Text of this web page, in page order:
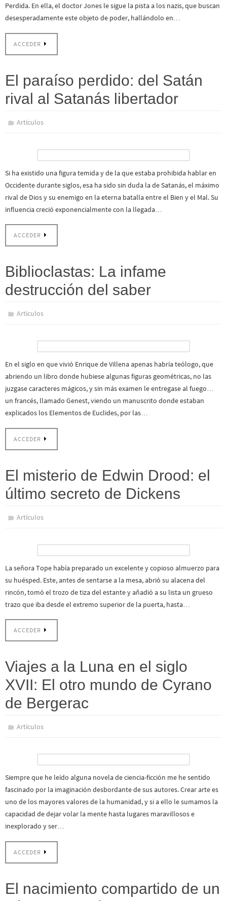
Perdida. En ella, el doctor Jones le sigue la pista a los nazis, que buscan
desesperadamente este objeto de poder, hallándolo en…
ACCEDER
El paraíso perdido: del Satán
rival al Satanás libertador
Artículos
Si ha existido una figura temida y de la que estaba prohibida hablar en
Occidente durante siglos, esa ha sido sin duda la de Satanás, el máximo
rival de Dios y su enemigo en la eterna batalla entre el Bien y el Mal. Su
influencia creció exponencialmente con la llegada…
ACCEDER
Biblioclastas: La infame
destrucción del saber
Artículos
En el siglo en que vivió Enrique de Villena apenas habría teólogo, que
abriendo un libro donde hubiese algunas figuras geométricas, no las
juzgase caracteres mágicos, y sin más examen le entregase al fuego…
un francés, llamado Genest, viendo un manuscrito donde estaban
explicados los Elementos de Euclides, por las…
ACCEDER
El misterio de Edwin Drood: el
último secreto de Dickens
Artículos
La señora Tope había preparado un excelente y copioso almuerzo para
su huésped. Este, antes de sentarse a la mesa, abrió su alacena del
rincón, tomó el trozo de tiza del estante y añadió a su lista un grueso
trazo que iba desde el extremo superior de la puerta, hasta…
ACCEDER
Viajes a la Luna en el siglo
XVII: El otro mundo de Cyrano
de Bergerac
Artículos
Siempre que he leído alguna novela de ciencia-ficción me he sentido
fascinado por la imaginación desbordante de sus autores. Crear arte es
uno de los mayores valores de la humanidad, y si a ello le sumamos la
capacidad de dejar volar la mente hasta lugares maravillosos e
inexplorado y ser…
ACCEDER
El nacimiento compartido de un